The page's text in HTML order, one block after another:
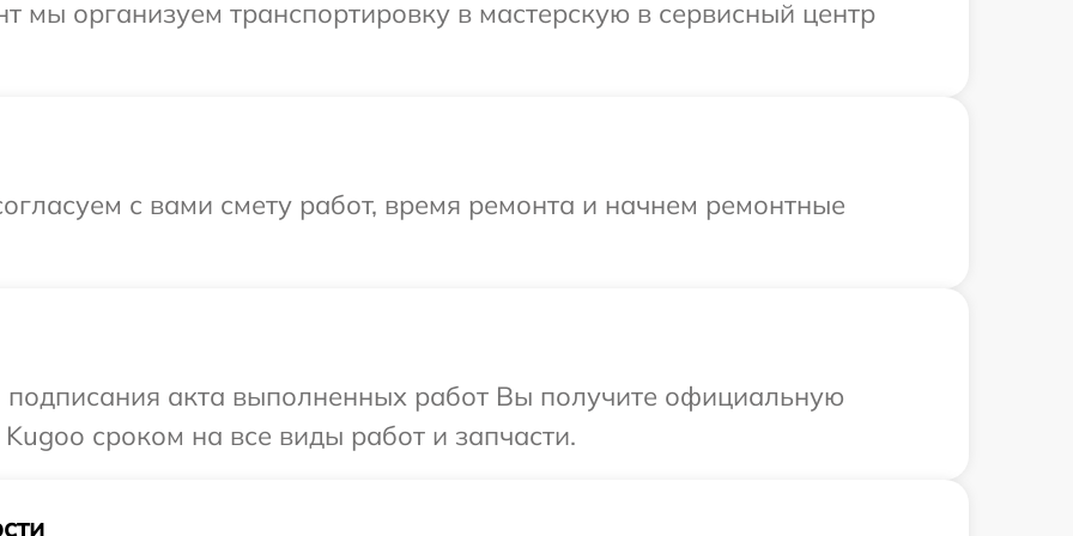
мы организуем транспортировку в мастерскую в сервисный центр
с вами смету работ, время ремонта и начнем ремонтные
акта выполненных работ Вы получите официальную
сроком на все виды работ и запчасти.